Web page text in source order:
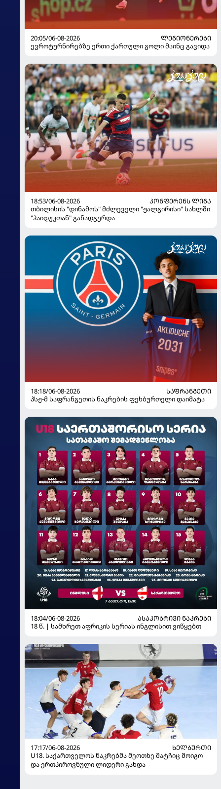
20:05/06-08-2026
ᲚᲔᲒᲘᲝᲜᲔᲠᲔᲑᲘ
ევროტურნირებზე ერთი ქართული გოლი მაინც გავიდა
18:53/06-08-2026
ᲙᲝᲜᲤᲔᲠᲔᲜᲡ ᲚᲘᲒᲐ
თბილისის "დინამოს" მძლეველი "ჟალგირისი" სახლში
"ჰაიდუკთან" განადგურდა
18:18/06-08-2026
ᲡᲐᲤᲠᲐᲜᲒᲔᲗᲘ
პსჟ-მ საფრანგეთის ნაკრების ფეხბურთელი დაიმატა
18:04/06-08-2026
ᲐᲡᲐᲙᲝᲑᲠᲘᲕᲘ ᲜᲐᲙᲠᲔᲑᲘ
18 წ. | სამხრეთ აფრიკის სერიას ინგლისით ვიწყებთ
17:17/06-08-2026
ᲮᲔᲚᲑᲣᲠᲗᲘ
U18. საქართველოს ნაკრებმა მეოთხე მატჩიც მოიგო
და ერთპიროვნული ლიდერი გახდა